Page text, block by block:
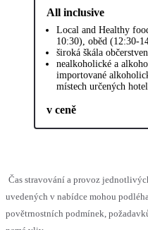
All inclusive
Local and Healthy
10:30), oběd (12:30-
široká škála
nealkoholické a
importované
místech určených
v ceně
Čas stravování a provoz
uvedených v nabídce mohou
povětrnostních podmínek,